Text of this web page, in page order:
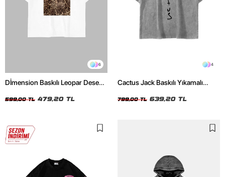
6
Dİmension Baskılı Leopar Desenli
Tshirt
599,00 TL 479,20 TL
4
Cactus Jack Baskılı Yıkamalı
799,00 TL 639,20 TL